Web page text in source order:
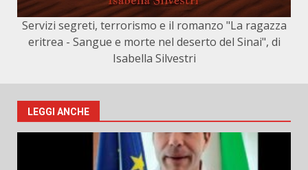
Servizi segreti, terrorismo e il romanzo "La ragazza
eritrea - Sangue e morte nel deserto del Sinai", di
Isabella Silvestri
LEGGI ANCHE